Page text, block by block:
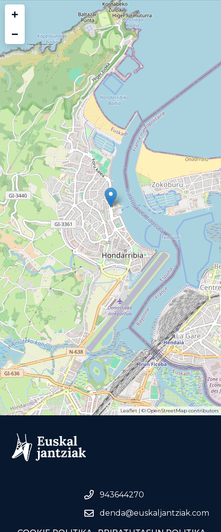
+
−
Leaflet| © OpenStreetMapcontributors
943644270
denda@euskaljantziak.com